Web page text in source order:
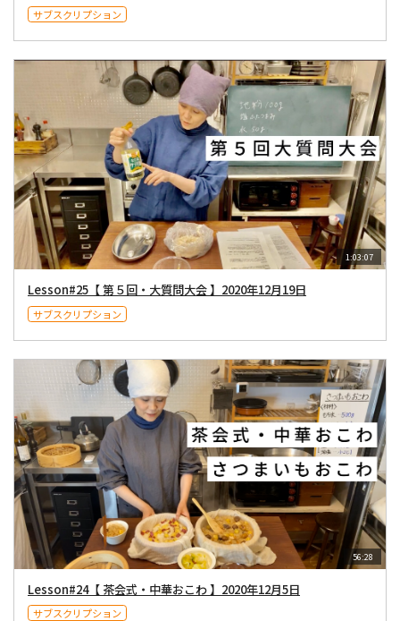
サブスクリプション
1:03:07
Lesson#25【 第５回・大質問大会 】2020年12月19日
サブスクリプション
56:28
Lesson#24【 茶会式・中華おこわ 】2020年12月5日
サブスクリプション